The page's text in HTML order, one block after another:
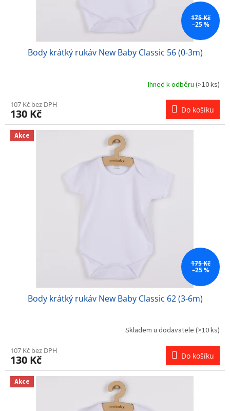
175 Kč
–25 %
Body krátký rukáv New Baby Classic 56 (0-3m)
Ihned k odběru (>10 ks)
107 Kč bez DPH
130 Kč Do košíku
Akce
175 Kč
–25 %
Body krátký rukáv New Baby Classic 62 (3-6m)
Skladem u dodavatele (>10 ks)
107 Kč bez DPH
130 Kč Do košíku
Akce